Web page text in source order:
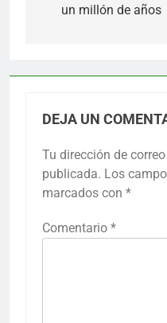
un millón de años
DEJA UN
Tu dirección de
publicada. Los
marcados con *
Comentario *